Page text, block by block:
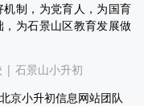
制，为党育人，为国育
为石景山区教育发展做
| 石景山小升初
京小升初信息网站团队